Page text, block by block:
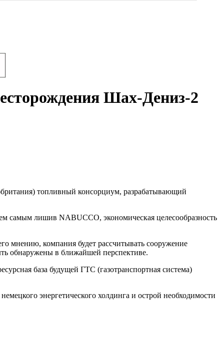
Шах-Дениз-2
топливный консорциум, разрабатывающий
самым лишив NABUCCO, экономическая целесообразность
мнению, компания будет рассчитывать сооружение
обнаружены в ближайшей перспективе.
база будущей ГТС (газотранспортная система)
энергетического холдинга и острой необходимости